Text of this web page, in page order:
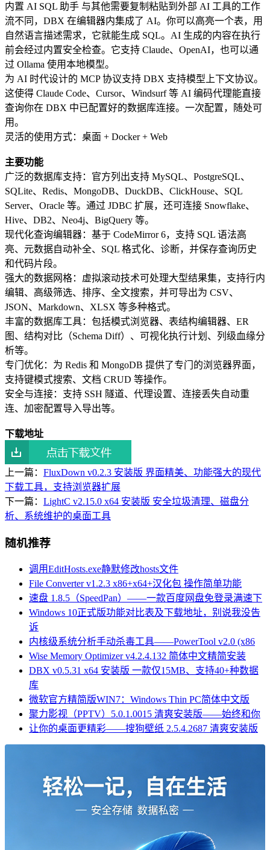
内置 AI SQL 助手 与其他需要复制粘贴到外部 AI 工具的工作
流不同，DBX 在编辑器内集成了 AI。你可以高亮一个表，用
自然语言描述需求，它就能生成 SQL。AI 生成的内容在执行
前会经过内置安全检查。它支持 Claude、OpenAI，也可以通
过 Ollama 使用本地模型。
为 AI 时代设计的 MCP 协议支持 DBX 支持模型上下文协议。
这使得 Claude Code、Cursor、Windsurf 等 AI 编码代理能直接
查询你在 DBX 中已配置好的数据库连接。一次配置，随处可
用。
灵活的使用方式：桌面 + Docker + Web
主要功能
广泛的数据库支持：官方列出支持 MySQL、PostgreSQL、
SQLite、Redis、MongoDB、DuckDB、ClickHouse、SQL
Server、Oracle 等。通过 JDBC 扩展，还可连接 Snowflake、
Hive、DB2、Neo4j、BigQuery 等。
现代化查询编辑器：基于 CodeMirror 6，支持 SQL 语法高
亮、元数据自动补全、SQL 格式化、诊断，并保存查询历史
和代码片段。
强大的数据网格：虚拟滚动技术可处理大型结果集，支持行内
编辑、高级筛选、排序、全文搜索，并可导出为 CSV、
JSON、Markdown、XLSX 等多种格式。
丰富的数据库工具：包括模式浏览器、表结构编辑器、ER
图、结构对比（Schema Diff）、可视化执行计划、列级血缘分
析等。
专门优化：为 Redis 和 MongoDB 提供了专门的浏览器界面，
支持键模式搜索、文档 CRUD 等操作。
安全与连接：支持 SSH 隧道、代理设置、连接丢失自动重
连、加密配置导入导出等。
下载地址
上一篇： FluxDown v0.2.3 安装版 界面精美、功能强大的现代
下载工具，支持浏览器扩展
下一篇： LightC v2.15.0 x64 安装版 安全垃圾清理、磁盘分
析、系统维护的桌面工具
随机推荐
调用EditHosts.exe静默修改hosts文件
File Converter v1.2.3 x86+x64+汉化包 操作简单功能
速盘 1.8.5（SpeedPan）——一款百度网盘免登录满速下
Windows 10正式版功能对比表及下载地址，别说我没告
诉
内核级系统分析手动杀毒工具——PowerTool v2.0 (x86
Wise Memory Optimizer v4.2.4.132 简体中文精简安装
DBX v0.5.31 x64 安装版 一款仅15MB、支持40+种数据
库
微软官方精简版WIN7：Windows Thin PC简体中文版
聚力影视（PPTV）5.0.1.0015 清爽安装版——始终和你
让你的桌面更精彩——搜狗壁纸 2.5.4.2687 清爽安装版